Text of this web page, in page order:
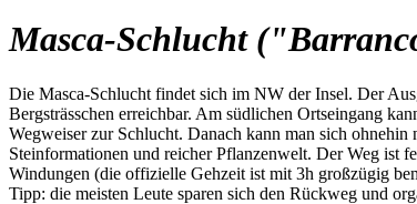
Masca-Schlucht
Die Masca-Schlucht findet sich im NW der Insel. Der
Bergsträsschen erreichbar. Am südlichen Ortseingang
Wegweiser zur Schlucht. Danach kann man sich
Steinformationen und reicher Pflanzenwelt. Der Weg ist
Windungen (die offizielle Gehzeit ist mit 3h großzügig
Tipp: die meisten Leute sparen sich den Rückweg und